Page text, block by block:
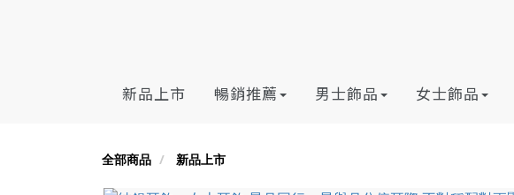
新品上市 暢銷推薦 男士飾品 女士飾品
全部商品 新品上市